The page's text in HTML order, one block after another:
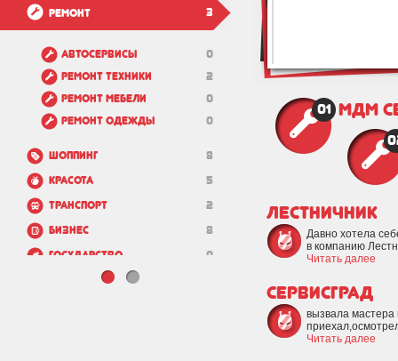
3
Ремонт
0
Автосервисы
2
Ремонт техники
0
Ремонт мебели
0
Ремонт одежды
8
Шоппинг
5
Красота
2
Транспорт
8
Бизнес
0
Государство
01 МДМ
Лестничник
Давно хотела
в компанию
Читать далее
СервисГрад
вызвала
Читать далее